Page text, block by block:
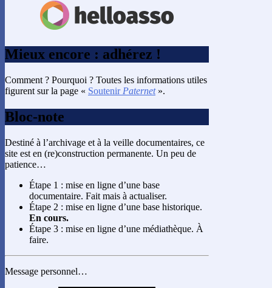
Mieux encore : adhérez !
Comment ? Pourquoi ? Toutes les informations utiles
figurent sur la page « Soutenir Paternet».
Bloc-note
Destiné à l’archivage et à la veille documentaires, ce
site est en (re)construction permanente. Un peu de
patience…
Étape 1 : mise en ligne d’une base
documentaire. Fait mais à actualiser.
Étape 2 : mise en ligne d’une base historique.
En cours.
Étape 3 : mise en ligne d’une médiathèque. À
faire.
Message personnel…